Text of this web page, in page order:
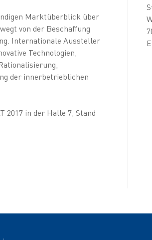
Marktüberblick über
von der Beschaffung
Internationale Aussteller
Technologien,
der innerbetrieblichen
2017 in der Halle 7, Stand